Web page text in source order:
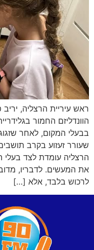
ראש עיריית הרצליה,
הוונדליזם החמור
בבעלי המקום, לאחר
שעורר זעזוע בקרב
הרצליה עומדת לצד בעלי
את המעשים. לדבריו,
לרכוש בלבד, אלא […]